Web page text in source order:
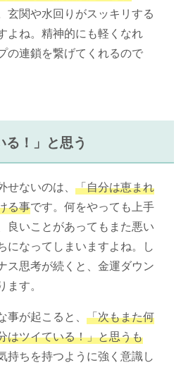
玄関や水回りがスッキリする
よね。精神的にも軽くなれ
の連鎖を繋げてくれるので
る！」と思う
ないのは、 「自分は恵まれ
る事です。何をやっても上手
良いことがあってもまた悪い
になってしまいますよね。し
ス思考が続くと、金運ダウン
す。
が起こると、 「次もまた何
はツイている！」と思うも
持ちを持つように強く意識し